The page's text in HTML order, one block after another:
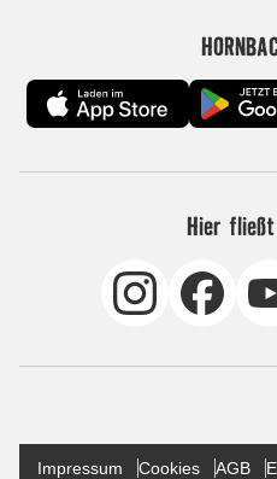
Hier
Impressum Cookies AGB